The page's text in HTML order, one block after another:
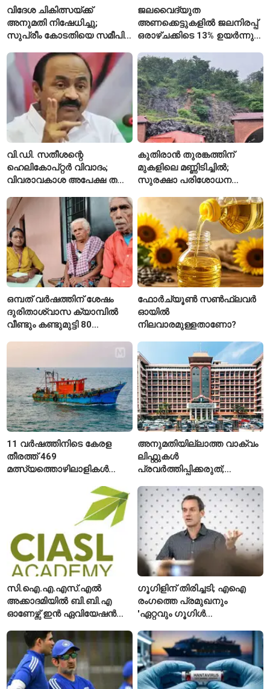
വിദേശ ചികിത്സയ്ക്ക്
അനുമതി നിഷേധിച്ചു;
സുപ്രീം കോടതിയെ സമീപിച്ച്
ജലവൈദ്യുത
അണക്കെട്ടുകളിൽ ജലനിരപ്പ്
ഒരാഴ്ചക്കിടെ 13% ഉയർന്നു;
ഇപ്പോഴും കുറവ്
വി.ഡി. സതീശന്റെ
ഹെലികോപ്റ്റർ വിവാദം;
വിവരാവകാശ അപേക്ഷ തള്ളി
കുതിരാൻ തുരങ്കത്തിന്
മുകളിലെ മണ്ണിടിച്ചിൽ;
സുരക്ഷാ പരിശോധന
ഒമ്പത് വർഷത്തിന് ശേഷം
ദുരിതാശ്വാസ ക്യാമ്പിൽ
വീണ്ടും കണ്ടുമുട്ടി 80
ഫോർച്യൂൺ സൺഫ്ലവർ
ഓയിൽ
നിലവാരമുള്ളതാണോ?
11 വർഷത്തിനിടെ കേരള
തീരത്ത് 469
മത്സ്യത്തൊഴിലാളികൾ
കാണാതായി, 47,773 പേരെ
അനുമതിയില്ലാത്ത വാക്വം
ലിഫ്റ്റുകൾ
പ്രവർത്തിപ്പിക്കരുത്;
അനുമതിയില്ലാത്ത
ലിഫ്റ്റുകൾക്ക്
ഹൈക്കോടതിയുടെ വിലക്ക്
സി.ഐ.എ.എസ്.എൽ
അക്കാദമിയിൽ ബി.ബി.എ
ഓണേഴ്സ് ഇൻ ഏവിയേഷൻ
ഈമാസം 12 വരെ
ഗൂഗിളിന് തിരിച്ചടി; എഐ
രംഗത്തെ പ്രമുഖനും
'ഏറ്റവും ഗൂഗിൾ
വിശേഷിപ്പിക്കപ്പെട്ട
ഗവേഷകൻ രാജിവെച്ചു